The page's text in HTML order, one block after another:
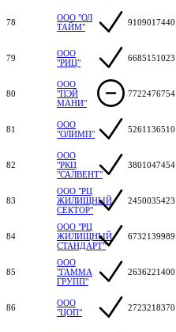
78
ООО "ОЛ
ТАЙМ"
9109017440
79
ООО
"РИЦ"
6685151023
80
ООО
"ПЭЙ
МАНИ"
7722476754
81
ООО
"ОЛИМП"
5261136510
82
ООО
"РКЦ
"САЛВЕНТ"
3801047454
83
ООО "РЦ
ЖИЛИЩНЫЙ
СЕКТОР"
2450035423
84
ООО "РЦ
ЖИЛИЩНЫЙ
СТАНДАРТ"
6732139989
85
ООО
"ГАММА
ГРУПП"
2636221400
86
ООО
"ЦОП"
2723218370